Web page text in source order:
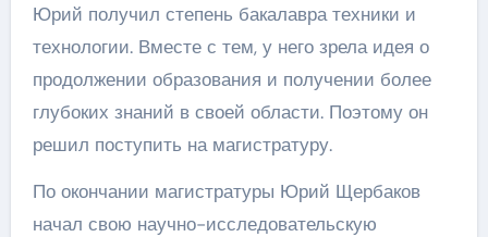
Юрий получил степень бакалавра техники и
технологии. Вместе с тем, у него зрела идея о
продолжении образования и получении более
глубоких знаний в своей области. Поэтому он
решил поступить на магистратуру.
По окончании магистратуры Юрий Щербаков
начал свою научно-исследовательскую